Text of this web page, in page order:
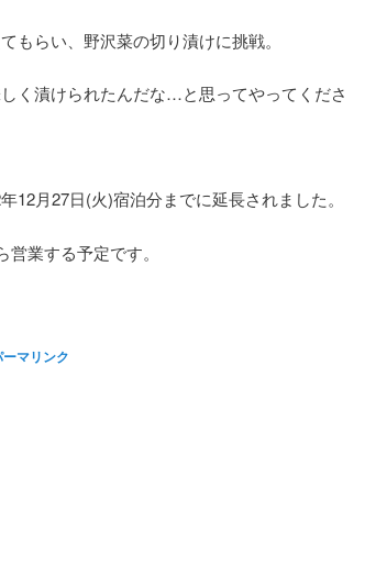
もらい、野沢菜の切り漬けに挑戦。
く漬けられたんだな…と思ってやってくださ
12月27日(火)宿泊分までに延長されました。
業する予定です。
マリンク